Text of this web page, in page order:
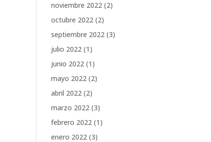
noviembre 2022 (2)
octubre 2022 (2)
septiembre 2022 (3)
julio 2022 (1)
junio 2022 (1)
mayo 2022 (2)
abril 2022 (2)
marzo 2022 (3)
febrero 2022 (1)
enero 2022 (3)